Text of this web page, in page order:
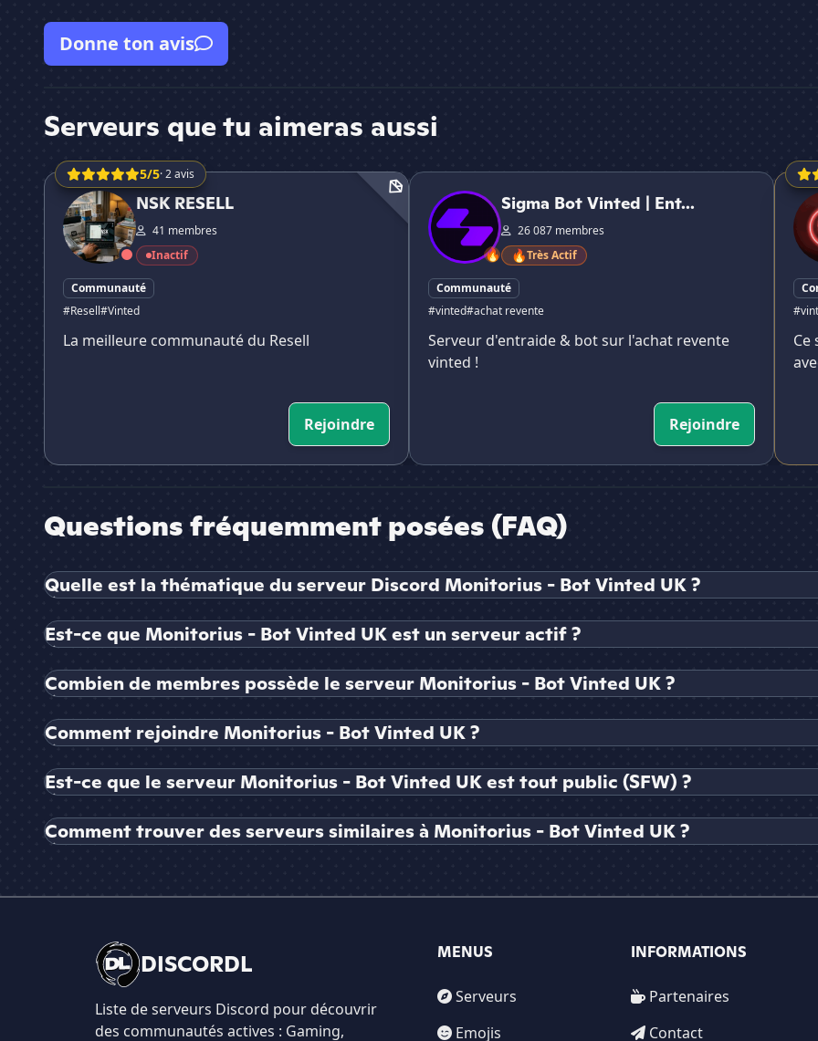
Donne ton avis
Serveurs que tu aimeras aussi
5/5· 2 avis
NSK RESELL
NSK RESELL
41 membres
Inactif
Communauté
#Resell#Vinted
La meilleure communauté du Resell
Rejoindre
Sigma Bot Vinted | Entraide Resell
🔥
Sigma Bot Vinted | Ent...
26 087 membres
🔥Très Actif
Communauté
#vinted#achat revente
Serveur d'entraide & bot sur l'achat revente
vinted !
Rejoindre
Ce
Questions fréquemment posées (FAQ)
Quelle est la thématique du serveur Discord Monitorius - Bot Vinted UK ?
Est-ce que Monitorius - Bot Vinted UK est un serveur actif ?
Combien de membres possède le serveur Monitorius - Bot Vinted UK ?
Comment rejoindre Monitorius - Bot Vinted UK ?
Est-ce que le serveur Monitorius - Bot Vinted UK est tout public (SFW) ?
Comment trouver des serveurs similaires à Monitorius - Bot Vinted UK ?
DISCORDL
Liste de serveurs Discord pour découvrir
des communautés actives : Gaming,
MENUS
Serveurs
Emojis
INFORMATIONS
Partenaires
Contact